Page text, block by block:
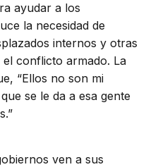
ayudar a los
la necesidad de
internos y otras
conflicto armado. La
“Ellos no son mi
se le da a esa gente
ven a sus